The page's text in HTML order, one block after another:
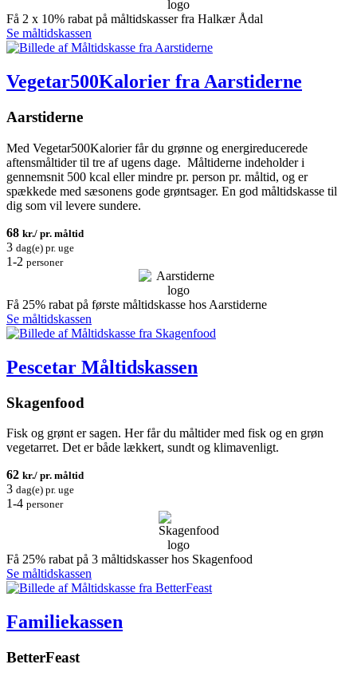
Få 2 x 10% rabat på måltidskasser fra Halkær Ådal
Se måltidskassen
Vegetar500Kalorier fra Aarstiderne
Aarstiderne
Med Vegetar500Kalorier får du grønne og energireducerede
aftensmåltider til tre af ugens dage. Måltiderne indeholder i
gennemsnit 500 kcal eller mindre pr. person pr. måltid, og er
spækkede med sæsonens gode grøntsager. En god måltidskasse til
dig som vil levere sundere.
68 kr./ pr. måltid
3 dag(e) pr. uge
1-2 personer
Få 25% rabat på første måltidskasse hos Aarstiderne
Se måltidskassen
Pescetar Måltidskassen
Skagenfood
Fisk og grønt er sagen. Her får du måltider med fisk og en grøn
vegetarret. Det er både lækkert, sundt og klimavenligt.
62 kr./ pr. måltid
3 dag(e) pr. uge
1-4 personer
Få 25% rabat på 3 måltidskasser hos Skagenfood
Se måltidskassen
Familiekassen
BetterFeast